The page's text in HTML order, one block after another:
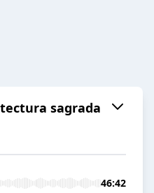
sagrada
46:42